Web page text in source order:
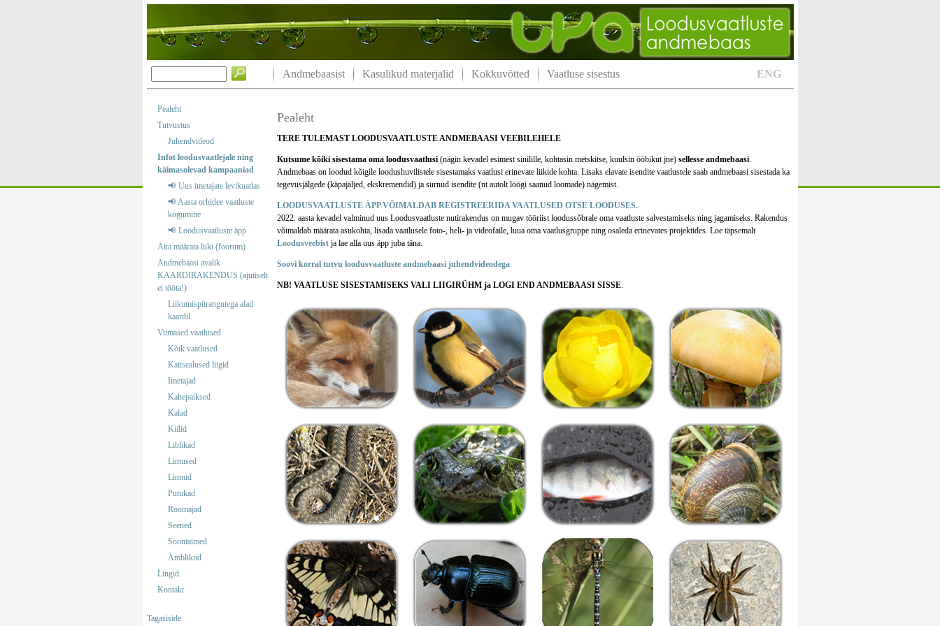
ENG
Andmebaasist Kasulikud materjalid Kokkuvõtted Vaatluse sisestus
Pealeht
Tutvustus
Juhendvideod
Infot loodusvaatlejale ning
käimasolevad kampaaniad
📢 Uus imetajate levikuatlas
📢 Aasta orhidee vaatluste
kogumine
📢 Loodusvaatluste äpp
Aita määrata liiki (foorum)
Andmebaasi avalik
KAARDIRAKENDUS (ajutiselt
ei tööta!)
Liikumispiirangutega alad
kaardil
Viimased vaatlused
Kõik vaatlused
Kaitsealused liigid
Imetajad
Kahepaiksed
Kalad
Kiilid
Liblikad
Limused
Linnud
Putukad
Roomajad
Seened
Soontaimed
Ämblikud
Lingid
Kontakt
Tagasiside
Pealeht
TERE TULEMAST LOODUSVAATLUSTE ANDMEBAASI VEEBILEHELE
Kutsume kõiki sisestama oma loodusvaatlusi(nägin kevadel esimest sinilille, kohtasin metskitse, kuulsin ööbikut jne) sellesse andmebaasi.
Andmebaas on loodud kõigile loodushuvilistele sisestamaks vaatlusi erinevate liikide kohta. Lisaks elavate isendite vaatlustele saab andmebaasi sisestada ka
tegevusjälgede (käpajäljed, ekskremendid) ja surnud isendite (nt autolt löögi saanud loomade) nägemist.
LOODUSVAATLUSTE ÄPP VÕIMALDAB REGISTREERIDA VAATLUSED OTSE LOODUSES.
2022. aasta kevadel valminud uus Loodusvaatluste nutirakendus on mugav tööriist loodussõbrale oma vaatluste salvestamiseks ning jagamiseks. Rakendus
võimaldab määrata asukohta, lisada vaatlusele foto-, heli- ja videofaile, luua oma vaatlusgruppe ning osaleda erinevates projektides. Loe täpsemalt
Loodusveebist ja lae alla uus äpp juba täna.
Soovi korral tutvu loodusvaatluste andmebaasi juhendvideodega
NB! VAATLUSE SISESTAMISEKS VALI LIIGIRÜHM ja LOGI END ANDMEBAASI SISSE.